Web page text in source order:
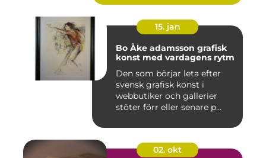
15. jan
Bo Åke adamsson grafisk
konst med vardagens rytm
Den som börjar leta efter
svensk grafisk konst i
webbutiker och gallerier
stöter förr eller senare p...
02. okt